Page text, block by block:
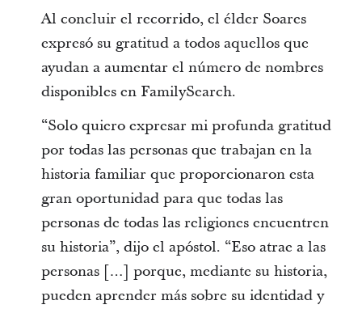
Al concluir el recorrido, el élder Soares
expresó su gratitud a todos aquellos que
ayudan a aumentar el número de nombres
disponibles en FamilySearch.
“Solo quiero expresar mi profunda gratitud
por todas las personas que trabajan en la
historia familiar que proporcionaron esta
gran oportunidad para que todas las
personas de todas las religiones encuentren
su historia”, dijo el apóstol. “Eso atrae a las
personas […] porque, mediante su historia,
pueden aprender más sobre su identidad y